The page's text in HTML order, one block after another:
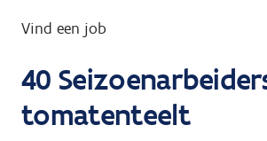
u
n
a
Vind een job
40
tomatenteelt